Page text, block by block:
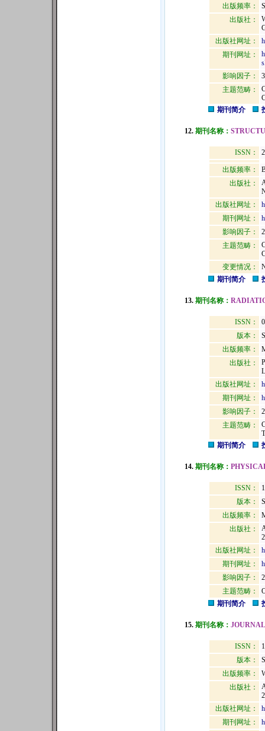
出版频率：
出版社：
出版社网址：
期刊网址：
影响因子：
主题范畴：
期刊简介
12. 期刊名称：
ISSN：
出版频率：
出版社：
出版社网址：
期刊网址：
影响因子：
主题范畴：
变更情况：
期刊简介
13. 期刊名称：
ISSN：
版本：
出版频率：
出版社：
出版社网址：
期刊网址：
影响因子：
主题范畴：
期刊简介
14. 期刊名称：
ISSN：
版本：
出版频率：
出版社：
出版社网址：
期刊网址：
影响因子：
主题范畴：
期刊简介
15. 期刊名称：
ISSN：
版本：
出版频率：
出版社：
出版社网址：
期刊网址：